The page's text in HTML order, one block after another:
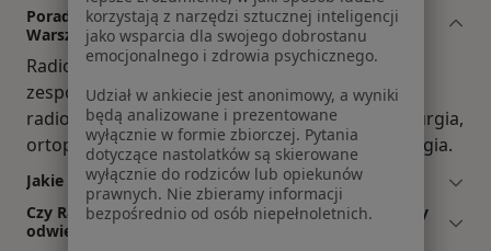
Porady z jakiego zakresu oferuje Radio Medica,
Warszawa?
Radio Medica, Warszawa dysponuje dużym
zespołem o następujących zakresach porad:
radiologia, diagnostyka, kardiologia, neurochirurgia,
ortopedia, reumatologia, ultrasonografia, urologia.
Jakie usługi oferuje Radio Medica?
Czy Radio Medica oferuje wizyty online, bez potrzeby
odwiedzenia placówki?
korzystają z narzędzi sztucznej inteligencji
jako wsparcia dla swojego dobrostanu
emocjonalnego i zdrowia psychicznego.
Udział w ankiecie jest anonimowy, a wyniki
będą analizowane i prezentowane
wyłącznie w formie zbiorczej. Pytania
dotyczące nastolatków są skierowane
wyłącznie do rodziców lub opiekunów
prawnych. Nie zbieramy informacji
bezpośrednio od osób niepełnoletnich.